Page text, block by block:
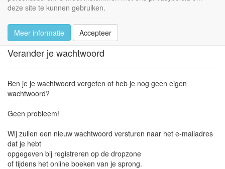
deze site te kunnen gebruiken.
Meer informatie Accepteer
Wachtwoord opnieuw
versturen
Verander je wachtwoord
Ben je je wachtwoord vergeten of heb je nog geen eigen
wachtwoord?
Geen probleem!
Wij zullen een nieuw wachtwoord versturen naar het e-mailadres
dat je hebt
opgegeven bij registreren op de dropzone
of tijdens het online boeken van je sprong.